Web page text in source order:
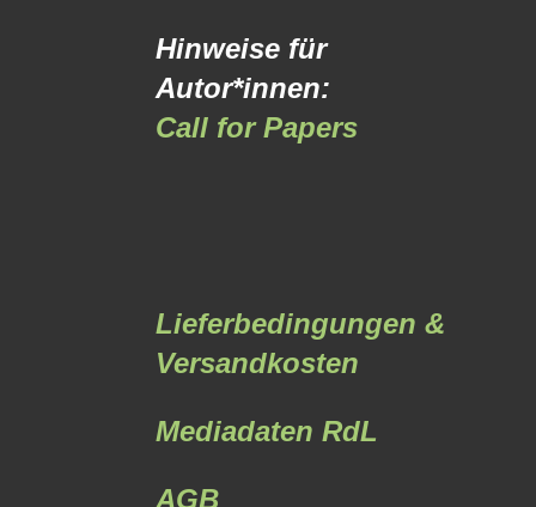
Hinweise für
Autor*innen:
Call for Papers
Lieferbedingungen &
Versandkosten
Mediadaten RdL
AGB